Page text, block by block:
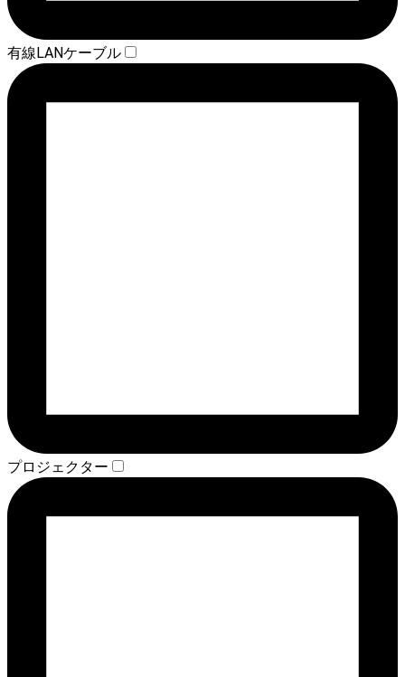
有線LANケーブル
プロジェクター